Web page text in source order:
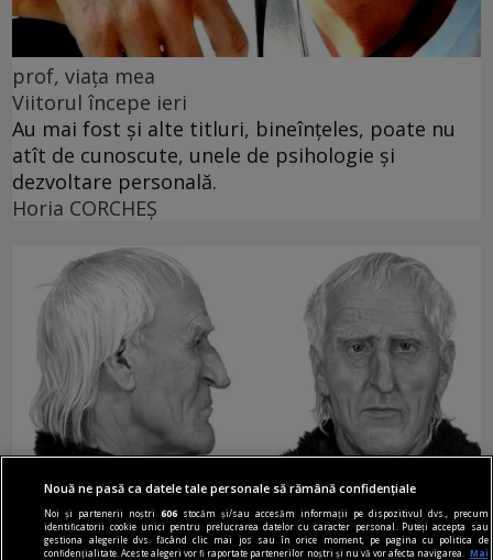
prof, viața mea
Viitorul începe ieri
Au mai fost și alte titluri, bineînțeles, poate nu
atît de cunoscute, unele de psihologie și
dezvoltare personală.
Horia CORCHEŞ
la fața timpului
Nouă ne pasă ca datele tale personale să rămână confidențiale
Noi și partenerii noștri606 stocăm și/sau accesăm informații pe dispozitivul dvs., precum
identificatorii cookie unici pentru prelucrarea datelor cu caracter personal. Puteți accepta sau
gestiona alegerile dvs. făcând clic mai jos sau în orice moment, pe pagina cu politica de
confidențialitate. Aceste alegeri vor fi raportate partenerilor noștri și nu vă vor afecta navigarea.
Mai